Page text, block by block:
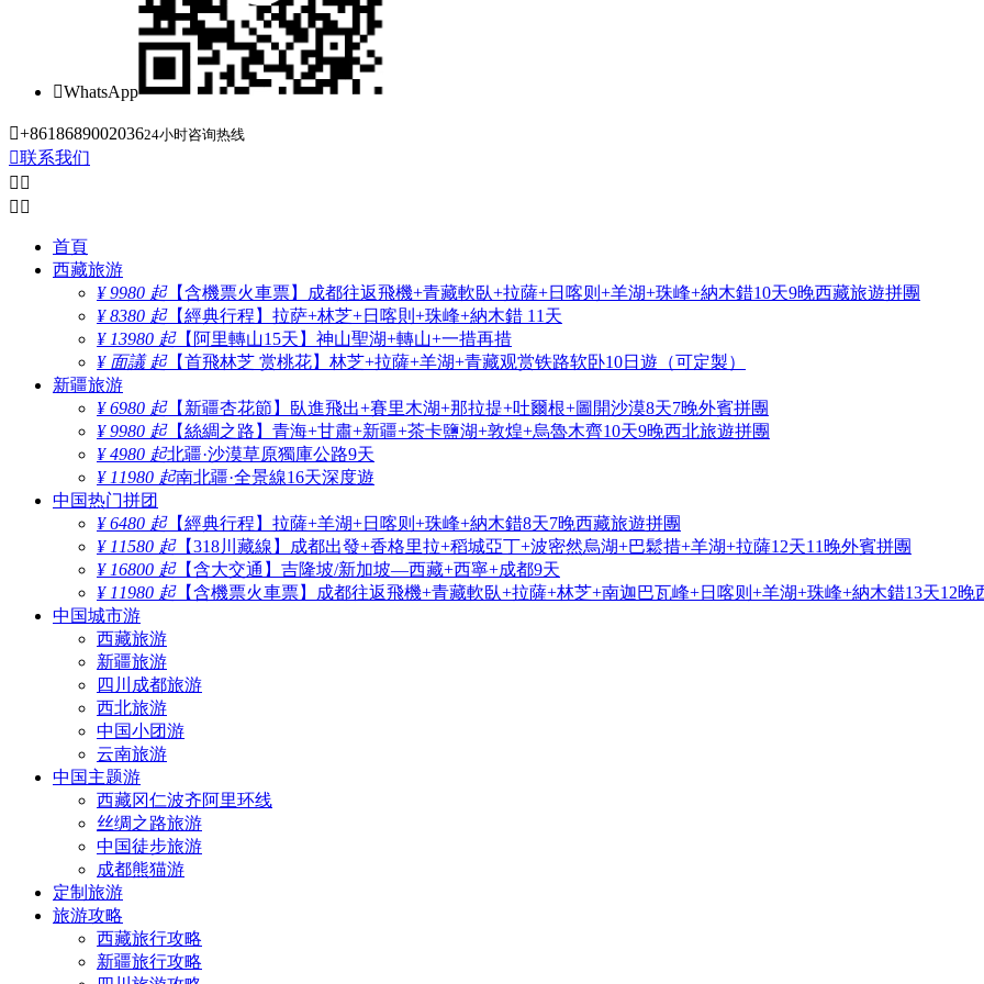
WhatsApp
+861868900203624小时咨询热线
联系我们
 
 
首頁
西藏旅游
¥ 9980 起【含機票火車票】成都往返飛機+青藏軟臥+拉薩+日喀则+羊湖+珠峰+納木錯10天9晚西藏旅遊拼團
¥ 8380 起【經典行程】拉萨+林芝+日喀則+珠峰+納木錯 11天
¥ 13980 起【阿里轉山15天】神山聖湖+轉山+一措再措
¥ 面議 起【首飛林芝 赏桃花】林芝+拉薩+羊湖+青藏观赏铁路软卧10日遊（可定製）
新疆旅游
¥ 6980 起【新疆杏花節】臥進飛出+賽里木湖+那拉提+吐爾根+圖開沙漠8天7晚外賓拼團
¥ 9980 起【絲綢之路】青海+甘肅+新疆+茶卡鹽湖+敦煌+烏魯木齊10天9晚西北旅遊拼團
¥ 4980 起北疆·沙漠草原獨庫公路9天
¥ 11980 起南北疆·全景線16天深度遊
中国热门拼团
¥ 6480 起【經典行程】拉薩+羊湖+日喀则+珠峰+納木錯8天7晚西藏旅遊拼團
¥ 11580 起【318川藏線】成都出發+香格里拉+稻城亞丁+波密然烏湖+巴鬆措+羊湖+拉薩12天11晚外賓拼團
¥ 16800 起【含大交通】吉隆坡/新加坡—西藏+西寧+成都9天
¥ 11980 起【含機票火車票】成都往返飛機+青藏軟臥+拉薩+林芝+南迦巴瓦峰+日喀则+羊湖+珠峰+納木錯13天12晚
中国城市游
西藏旅游
新疆旅游
四川成都旅游
西北旅游
中国小团游
云南旅游
中国主题游
西藏冈仁波齐阿里环线
丝绸之路旅游
中国徒步旅游
成都熊猫游
定制旅游
旅游攻略
西藏旅行攻略
新疆旅行攻略